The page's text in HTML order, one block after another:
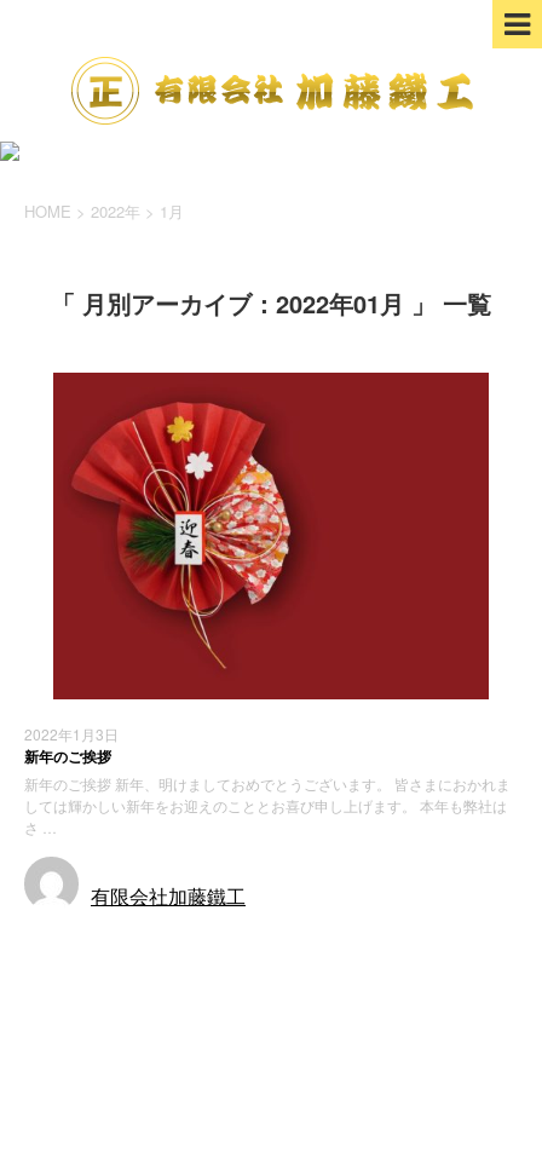
HOME > 2022年 > 1月
「 月別アーカイブ：2022年01月 」 一覧
2022年1月3日
新年のご挨拶
新年のご挨拶 新年、明けましておめでとうございます。 皆さまにおかれま
しては輝かしい新年をお迎えのこととお喜び申し上げます。 本年も弊社は
さ …
有限会社加藤鐵工